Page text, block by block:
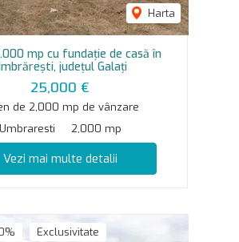
Harta
mp cu fundație de casă în
județul Galați
25,000 €
de 2,000 mp de vânzare
Umbraresti
2,000 mp
Vezi mai multe detalii
Exclusivitate